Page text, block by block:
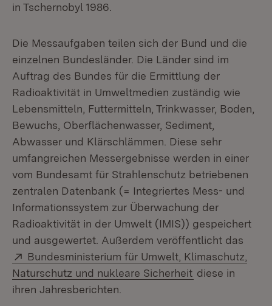
in Tschernobyl 1986.
Die Messaufgaben teilen sich der Bund und die
einzelnen Bundesländer. Die Länder sind im
Auftrag des Bundes für die Ermittlung der
Radioaktivität in Umweltmedien zuständig wie
Lebensmitteln, Futtermitteln, Trinkwasser, Boden,
Bewuchs, Oberflächenwasser, Sediment,
Abwasser und Klärschlämmen. Diese sehr
umfangreichen Messergebnisse werden in einer
vom Bundesamt für Strahlenschutz betriebenen
zentralen Datenbank (= Integriertes Mess- und
Informationssystem zur Überwachung der
Radioaktivität in der Umwelt (IMIS)) gespeichert
und ausgewertet. Außerdem veröffentlicht das
Extern:
Bundesministerium für Umwelt, Klimaschutz,
Naturschutz und nukleare Sicherheit (Öffnet in
diese in
ihren Jahresberichten.